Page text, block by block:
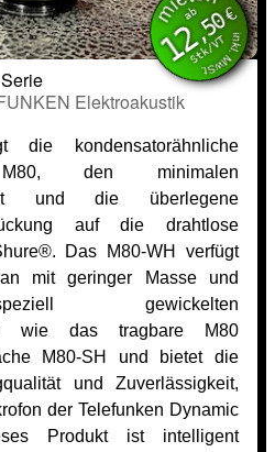
inkl. MwSt.
ab
12,50€
Stk/VT
Elektroakustik
die kondensatorähnliche
den minimalen
und die überlegene
auf die drahtlose
Das M80-WH verfügt
mit geringer Masse und
gewickelten
wie das tragbare M80
M80-SH und bietet die
und Zuverlässigkeit,
der Telefunken Dynamic
Produkt ist intelligent